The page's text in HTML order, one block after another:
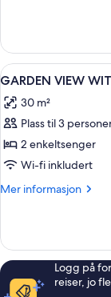
view
with
terrace
Åpne
alle
bildene
av
GARDEN
VIEW
WITH
5
GARDEN VIEW
30 m²
Plass til 3
2 enkeltsenger
Wi-fi inkludert
Mer informasjon
Mer
VIEW
WITH
TERRACE
3AD
Logg på
reiser, jo